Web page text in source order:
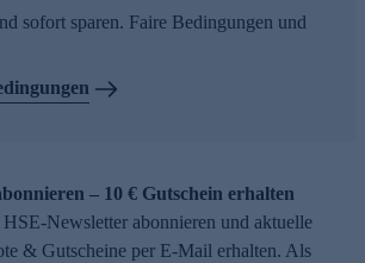
sofort sparen. Faire Bedingungen und
– 10 € Gutschein erhalten
Newsletter abonnieren und aktuelle
& Gutscheine per E-Mail erhalten. Als